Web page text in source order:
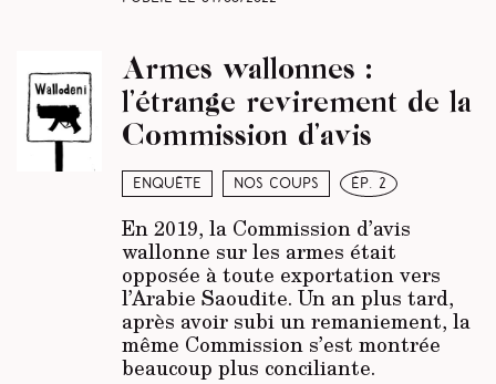
Enquête Nos coups ép. 2
Armes wallonnes :
l’étrange revirement de la
Commission d’avis
En 2019, la Commission d’avis
wallonne sur les armes était
opposée à toute exportation vers
l’Arabie Saoudite. Un an plus tard,
après avoir subi un remaniement, la
même Commission s’est montrée
beaucoup plus conciliante.